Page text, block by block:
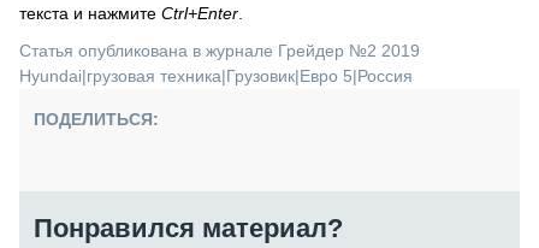
текста и нажмите Ctrl+Enter
Статья опубликована в журнале Грейдер №2 2019
Hyundai|грузовая техника|Грузовик|Евро 5|Россия
ПОДЕЛИТЬСЯ:
Понравился материал?